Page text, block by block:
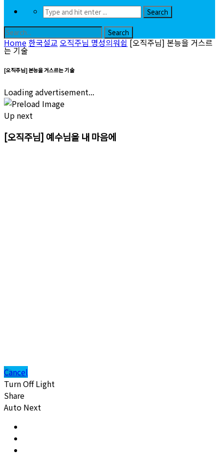
Home한국설교오직주님 명성의워쉽[오직주님] 본능을 거스르
는 기술
[오직주님] 본능을 거스르는 기술
Loading advertisement...
Up next
[오직주님] 예수님을 내 마음에
Cancel
Turn Off Light
Share
Auto Next